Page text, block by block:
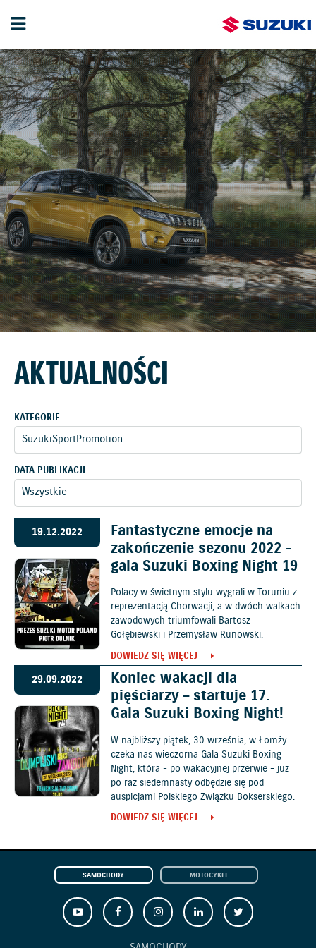
AKTUALNOŚCI
KATEGORIE
DATA PUBLIKACJI
19.12.2022
Fantastyczne emocje na
zakończenie sezonu 2022 -
gala Suzuki Boxing Night 19
Polacy w świetnym stylu wygrali w Toruniu z
reprezentacją Chorwacji, a w dwóch walkach
zawodowych triumfowali Bartosz
Gołębiewski i Przemysław Runowski.
DOWIEDZ SIĘ WIĘCEJ
29.09.2022
Koniec wakacji dla
pięściarzy – startuje 17.
Gala Suzuki Boxing Night!
W najbliższy piątek, 30 września, w Łomży
czeka nas wieczorna Gala Suzuki Boxing
Night, która - po wakacyjnej przerwie - już
po raz siedemnasty odbędzie się pod
auspicjami Polskiego Związku Bokserskiego.
DOWIEDZ SIĘ WIĘCEJ
SAMOCHODY MOTOCYKLE